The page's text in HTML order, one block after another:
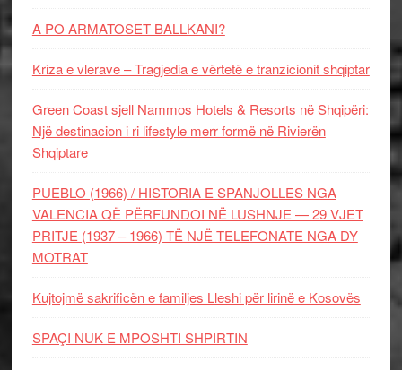
A PO ARMATOSET BALLKANI?
Kriza e vlerave – Tragjedia e vërtetë e tranzicionit shqiptar
Green Coast sjell Nammos Hotels & Resorts në Shqipëri:
Një destinacion i ri lifestyle merr formë në Rivierën
Shqiptare
PUEBLO (1966) / HISTORIA E SPANJOLLES NGA
VALENCIA QË PËRFUNDOI NË LUSHNJE — 29 VJET
PRITJE (1937 – 1966) TË NJË TELEFONATE NGA DY
MOTRAT
Kujtojmë sakrificën e familjes Lleshi për lirinë e Kosovës
SPAÇI NUK E MPOSHTI SHPIRTIN